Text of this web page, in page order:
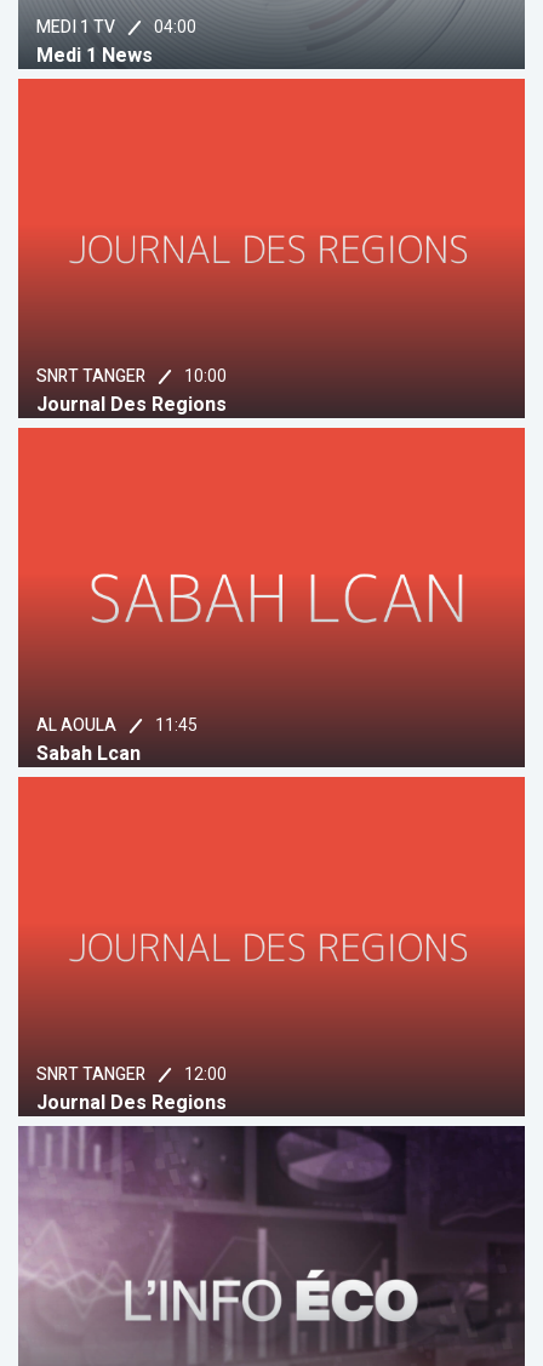
MEDI 1 TV 04:00
Medi 1 News
SNRT TANGER 10:00
Journal Des Regions
AL AOULA 11:45
Sabah Lcan
SNRT TANGER 12:00
Journal Des Regions